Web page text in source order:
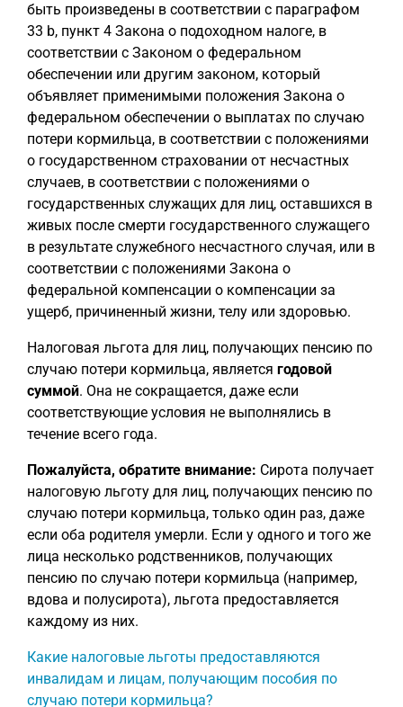
быть произведены в соответствии с параграфом
33 b, пункт 4 Закона о подоходном налоге, в
соответствии с Законом о федеральном
обеспечении или другим законом, который
объявляет применимыми положения Закона о
федеральном обеспечении о выплатах по случаю
потери кормильца, в соответствии с положениями
о государственном страховании от несчастных
случаев, в соответствии с положениями о
государственных служащих для лиц, оставшихся в
живых после смерти государственного служащего
в результате служебного несчастного случая, или в
соответствии с положениями Закона о
федеральной компенсации о компенсации за
ущерб, причиненный жизни, телу или здоровью.
Налоговая льгота для лиц, получающих пенсию по
случаю потери кормильца, является годовой
суммой. Она не сокращается, даже если
соответствующие условия не выполнялись в
течение всего года.
Пожалуйста, обратите внимание: Сирота получает
налоговую льготу для лиц, получающих пенсию по
случаю потери кормильца, только один раз, даже
если оба родителя умерли. Если у одного и того же
лица несколько родственников, получающих
пенсию по случаю потери кормильца (например,
вдова и полусирота), льгота предоставляется
каждому из них.
Какие налоговые льготы предоставляются
инвалидам и лицам, получающим пособия по
случаю потери кормильца?